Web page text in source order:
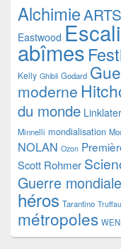
AlchimieARTS
Eastwood
abîmes
Kelly Ghibli Godard
moderne
du monde Linklater
Minnelli mondialisation
NOLAN Ozon
Scott Rohmer
Guerre mondiale
héros Tarantino
métropoles